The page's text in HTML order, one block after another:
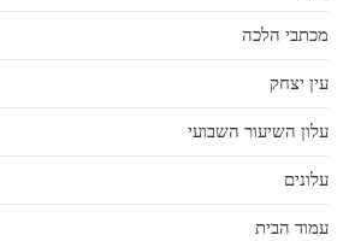
מכתבי הלכה
עין יצחק
עלון השיעור השבועי
עלונים
עמוד הבית